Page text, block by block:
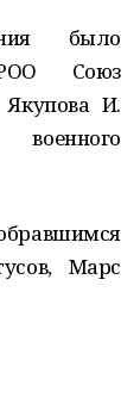
было
РОО Союз
И.
Марс